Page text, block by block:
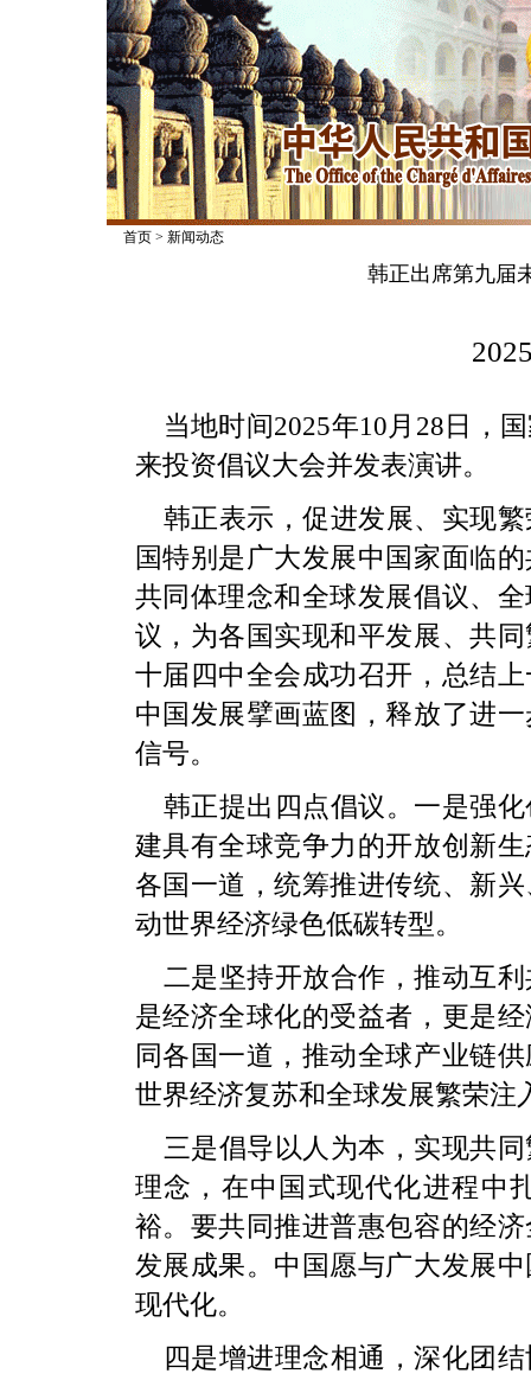
首页> 新闻动态
韩正出席第九届
当地时间2025年10月28日，
来投资倡议大会并发表演讲。
韩正表示，促进发展、实现
国特别是广大发展中国家面临
共同体理念和全球发展倡议、
议，为各国实现和平发展、共
十届四中全会成功召开，总结
中国发展擘画蓝图，释放了进
信号。
韩正提出四点倡议。一是强
建具有全球竞争力的开放创新
各国一道，统筹推进传统、新
动世界经济绿色低碳转型。
二是坚持开放合作，推动互
是经济全球化的受益者，更是
同各国一道，推动全球产业链
世界经济复苏和全球发展繁荣注
三是倡导以人为本，实现共
理念，在中国式现代化进程中
裕。要共同推进普惠包容的经
发展成果。中国愿与广大发展
现代化。
四是增进理念相通，深化团